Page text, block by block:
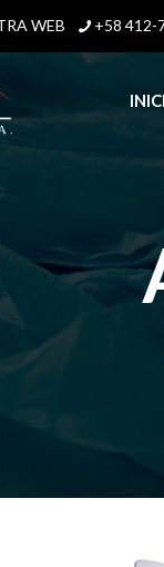
WEB +58 412-